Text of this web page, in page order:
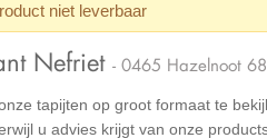
niet leverbaar
Nefriet - 0465 Hazelnoot
tapijten op groot formaat te
u advies krijgt van onze